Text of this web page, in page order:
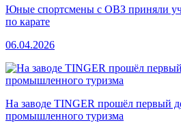
Юные спортсмены с ОВЗ приняли
по карате
06.04.2026
На заводе TINGER прошёл первый
промышленного туризма